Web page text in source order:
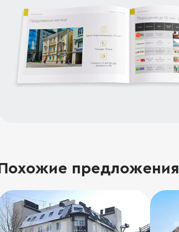
Похожие предложения